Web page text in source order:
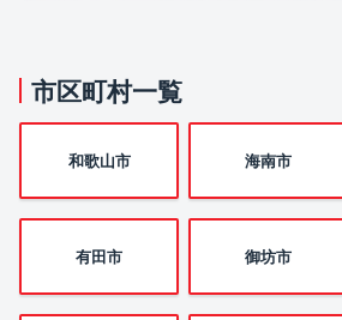
市区町村一覧
和歌山市 海南市
有田市 御坊市